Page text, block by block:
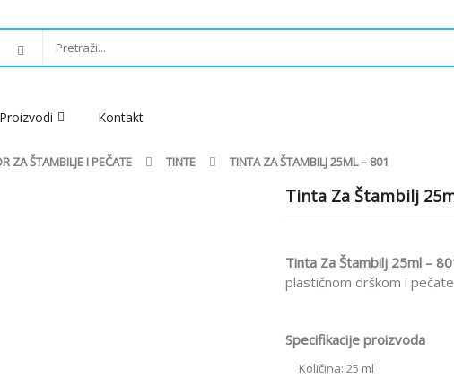
Proizvodi Kontakt
ZA ŠTAMBILJE I PEČATE TINTE TINTA ZA ŠTAMBILJ 25ML – 801
Tinta Za Štambilj
Tinta Za Štambilj 25ml –
plastičnom drškom i
Specifikacije proizvoda
Količina: 25 ml